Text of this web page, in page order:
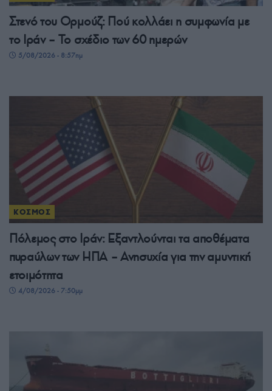
Στενό του Ορμούζ: Πού κολλάει η συμφωνία με
το Ιράν – Το σχέδιο των 60 ημερών
5/08/2026 - 8:57πμ
ΚΟΣΜΟΣ
Πόλεμος στο Ιράν: Εξαντλούνται τα αποθέματα
πυραύλων των ΗΠΑ – Ανησυχία για την αμυντική
ετοιμότητα
4/08/2026 - 7:50μμ